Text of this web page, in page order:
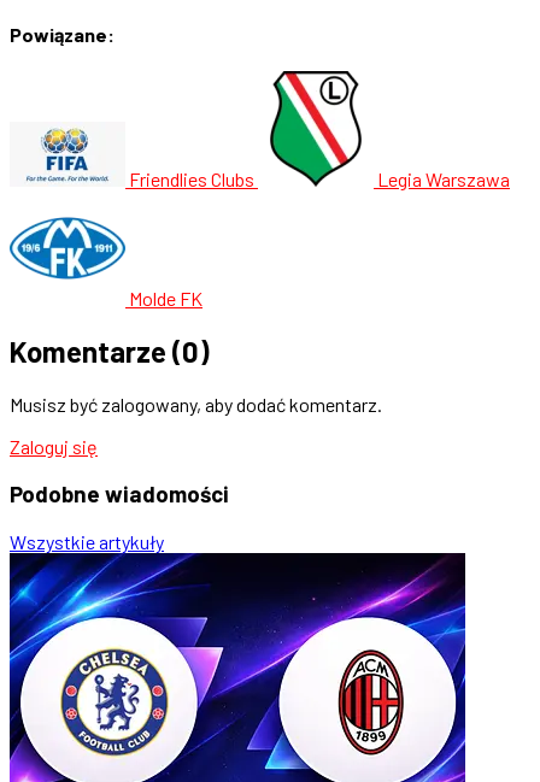
Powiązane:
Friendlies Clubs Legia Warszawa
Molde FK
Komentarze (0)
Musisz być zalogowany, aby dodać komentarz.
Zaloguj się
Podobne wiadomości
Wszystkie artykuły